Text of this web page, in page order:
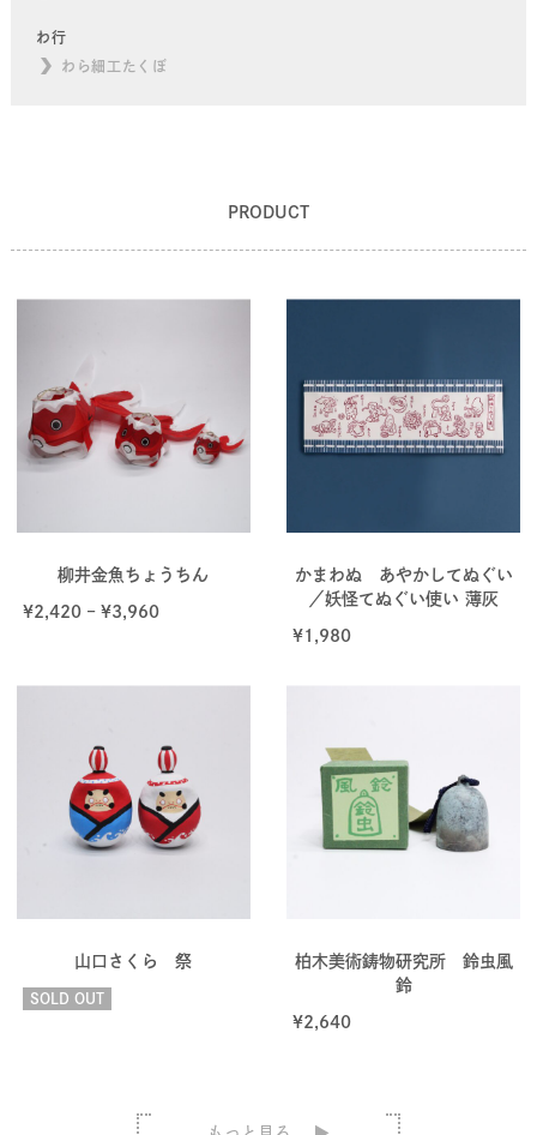
わ行
わら細工たくぼ
PRODUCT
柳井金魚ちょうちん
¥2,420– ¥3,960
かまわぬ あやかしてぬぐい
／妖怪てぬぐい使い 薄灰
¥1,980
山口さくら 祭
SOLD OUT
柏木美術鋳物研究所 鈴虫風
鈴
¥2,640